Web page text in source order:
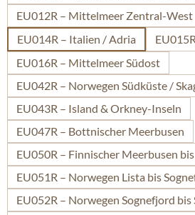
EU012R – Mittelmeer Zentral-West
EU014R – Italien / Adria
EU016R – Mittelmeer Südost
EU042R – Norwegen Südküste /
EU043R – Island & Orkney-Inseln
EU047R – Bottnischer Meerbusen
EU050R – Finnischer Meerbusen
EU051R – Norwegen Lista bis
EU052R – Norwegen Sognefjord bis